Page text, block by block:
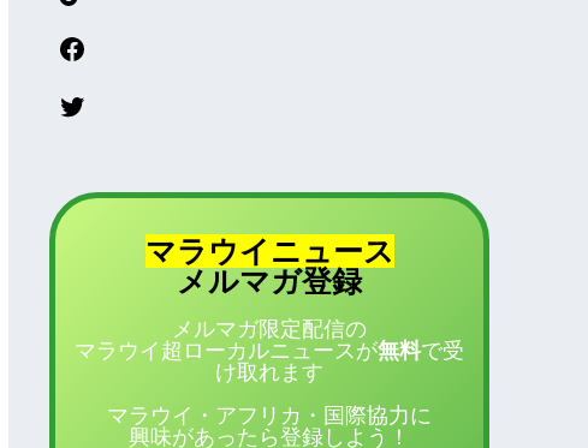
マラウイニュース
メルマガ登録
メルマガ限定配信の
マラウイ超ローカルニュースが無料で受
け取れます
マラウイ・アフリカ・国際協力に
興味があったら登録しよう！